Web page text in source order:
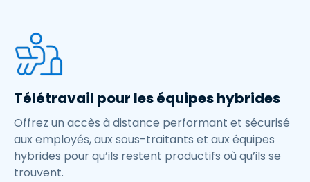
Télétravail pour les équipes hybrides
Offrez un accès à distance performant et sécurisé
aux employés, aux sous-traitants et aux équipes
hybrides pour qu’ils restent productifs où qu’ils se
trouvent.